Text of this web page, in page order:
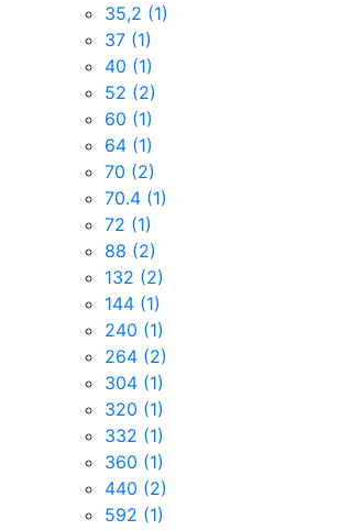
35,2 (1)
37 (1)
40 (1)
52 (2)
60 (1)
64 (1)
70 (2)
70.4 (1)
72 (1)
88 (2)
132 (2)
144 (1)
240 (1)
264 (2)
304 (1)
320 (1)
332 (1)
360 (1)
440 (2)
592 (1)